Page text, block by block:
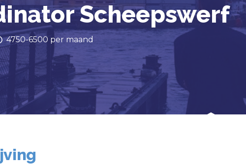
Scheepswerf
4750-6500 per maand